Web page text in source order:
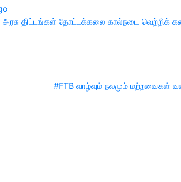
அரசு திட்டங்கள் தோட்டக்கலை கால்நடை வெற்றிக்
#FTB வாழ்வும் நலமும் மற்றவைகள்